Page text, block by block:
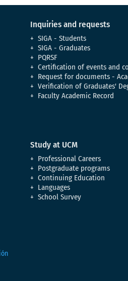
Inquiries and requests
SIGA - Students
SIGA - Graduates
PQRSF
Certification of events and
Request for documents -
Verification of Graduates'
Faculty Academic Record
Study at UCM
Professional Careers
Postgraduate programs
Continuing Education
Languages
School Survey